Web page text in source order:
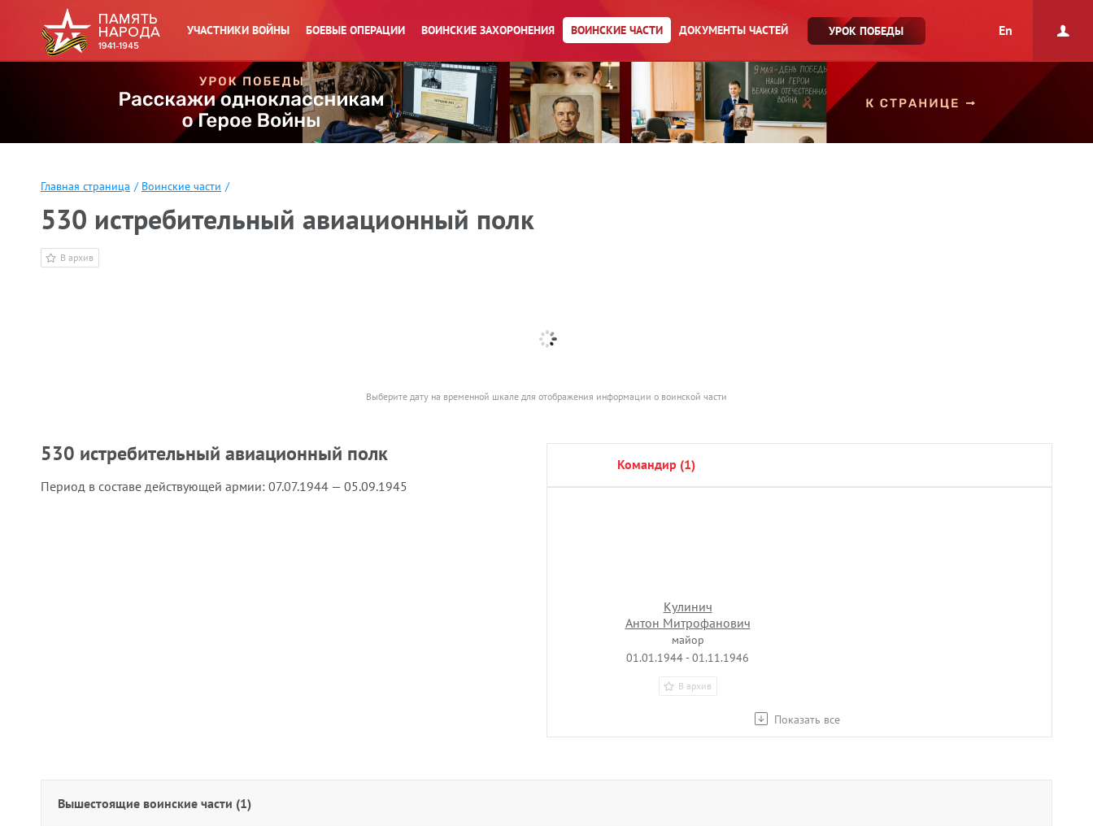
УЧАСТНИКИ ВОЙНЫ БОЕВЫЕ ОПЕРАЦИИ ВОИНСКИЕ ЗАХОРОНЕНИЯ ВОИНСКИЕ ЧАСТИ ДОКУМЕНТЫ ЧАСТЕЙ УРОК ПОБЕДЫ En
Главная страница / Воинские части /
530 истребительный авиационный полк
В архив
Выберите дату на временной шкале для отображения информации о воинской части
530 истребительный авиационный полк
Период в составе действующей армии: 07.07.1944 — 05.09.1945
командир (1)
Показать все
Кулинич
Антон Митрофанович
майор
01.01.1944 - 01.11.1946
В архив
Вышестоящие воинские части (1)